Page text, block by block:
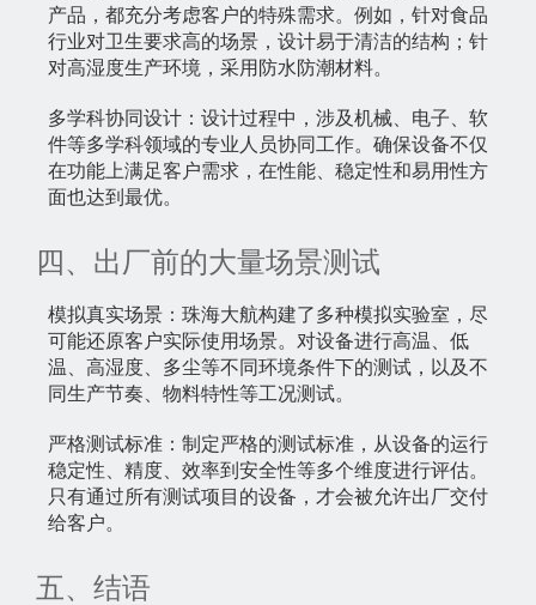
产品，都充分考虑客户的特殊需求。例如，针对食品
行业对卫生要求高的场景，设计易于清洁的结构；针
对高湿度生产环境，采用防水防潮材料。
多学科协同设计：设计过程中，涉及机械、电子、软
件等多学科领域的专业人员协同工作。确保设备不仅
在功能上满足客户需求，在性能、稳定性和易用性方
面也达到最优。
四、出厂前的大量场景测试
模拟真实场景：珠海大航构建了多种模拟实验室，尽
可能还原客户实际使用场景。对设备进行高温、低
温、高湿度、多尘等不同环境条件下的测试，以及不
同生产节奏、物料特性等工况测试。
严格测试标准：制定严格的测试标准，从设备的运行
稳定性、精度、效率到安全性等多个维度进行评估。
只有通过所有测试项目的设备，才会被允许出厂交付
给客户。
五、结语